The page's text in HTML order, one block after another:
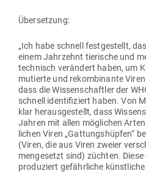
Über­setzung:
„Ich habe schnell fest­ge­stellt,
einem Jahr­zehnt tie­rische und
tech­nisch ver­ändert haben, um
mutierte und rekom­bi­nante
dass die Wis­sen­schaftler der
schnell iden­ti­fi­ziert haben. Von
klar her­aus­ge­stellt, dass
Jahren mit allen mög­lichen
lichen Viren „Gat­tungs­hüpfen“
(Viren, die aus Viren zweier
men­ge­setzt sind) züchten.
pro­du­ziert gefähr­liche künst­liche